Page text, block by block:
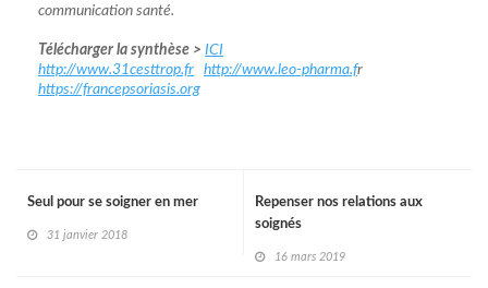
communication santé.
Télécharger la synthèse > ICI
http://www.31cesttrop.fr
http://www.leo-pharma.fr
https://francepsoriasis.org
Repenser nos relations aux
soignés
16 mars 2019
Seul pour se soigner en mer
31 janvier 2018